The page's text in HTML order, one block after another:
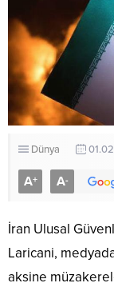
Dünya
A+ A-
İran Ulusal
Laricani,
aksine